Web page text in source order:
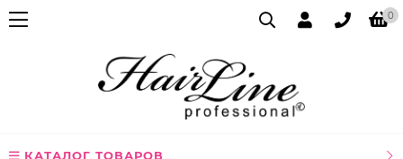
0
КАТАЛОГ ТОВАРОВ